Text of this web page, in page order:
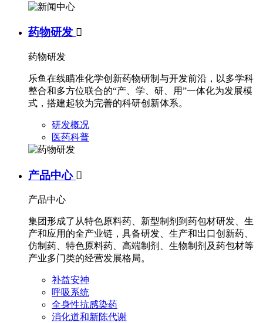
药物研发 
药物研发
乐鱼在线瞄准化学创新药物研制与开发前沿，以多学科
整合和多方位联合的“产、学、研、用”一体化为发展模
式，搭建起较为完善的科研创新体系。
研发概况
医药科普
产品中心 
产品中心
集团形成了从特色原料药、新型制剂到药包材研发、生
产和应用的全产业链，具备研发、生产和出口创新药、
仿制药、特色原料药、高端制剂、生物制剂及药包材等
产业多门类的经营发展格局。
补益安神
呼吸系统
全身性抗感染药
消化道和新陈代谢